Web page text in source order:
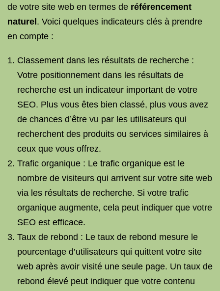
de votre site web en termes de référencement
naturel . Voici quelques indicateurs clés à prendre
en compte :
Classement dans les résultats de recherche :
Votre positionnement dans les résultats de
recherche est un indicateur important de votre
SEO. Plus vous êtes bien classé, plus vous avez
de chances d’être vu par les utilisateurs qui
recherchent des produits ou services similaires à
ceux que vous offrez.
Trafic organique : Le trafic organique est le
nombre de visiteurs qui arrivent sur votre site web
via les résultats de recherche. Si votre trafic
organique augmente, cela peut indiquer que votre
SEO est efficace.
Taux de rebond : Le taux de rebond mesure le
pourcentage d’utilisateurs qui quittent votre site
web après avoir visité une seule page. Un taux de
rebond élevé peut indiquer que votre contenu